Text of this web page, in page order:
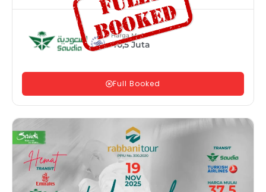
Harga Mulai
40,5Juta
Full Booked